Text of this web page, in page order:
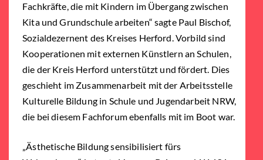
Fachkräfte, die mit Kindern im Übergang zwischen
Kita und Grundschule arbeiten“ sagte Paul Bischof,
Sozialdezernent des Kreises Herford. Vorbild sind
Kooperationen mit externen Künstlern an Schulen,
die der Kreis Herford unterstützt und fördert. Dies
geschieht im Zusammenarbeit mit der Arbeitsstelle
Kulturelle Bildung in Schule und Jugendarbeit NRW,
die bei diesem Fachforum ebenfalls mit im Boot war.
„Ästhetische Bildung sensibilisiert fürs